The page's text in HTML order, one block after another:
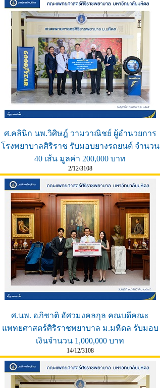
ศ.คลินิก นพ.วิศิษฎ์ วามวาณิชย์ ผู้อำนวยการ
โรงพยาบาลศิริราช รับมอบยางรถยนต์ จำนวน
40 เส้น มูลค่า 200,000 บาท
2/12/3108
ศ.นพ. อภิชาติ อัศวมงคลกุล คณบดีคณะ
แพทยศาสตร์ศิริราชพยาบาล ม.มหิดล รับมอบ
เงินจำนวน 1,000,000 บาท
14/12/3108